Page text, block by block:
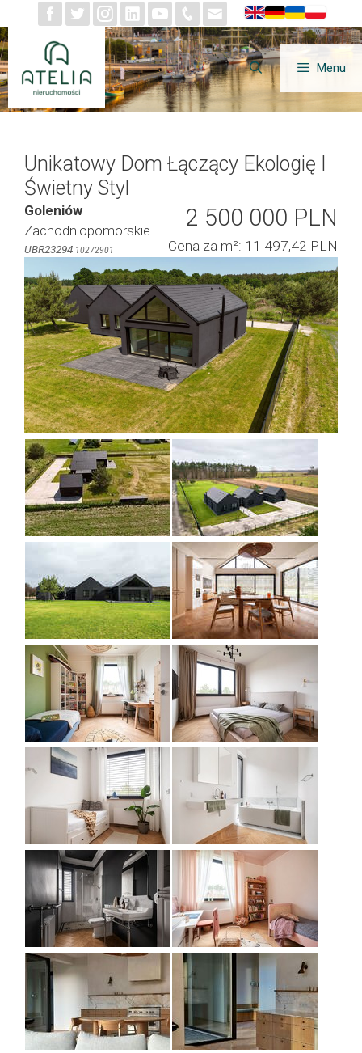
do
treści
Menu
Unikatowy Dom Łączący Ekologię I
Świetny Styl
Goleniów
Zachodniopomorskie
UBR23294 10272901
2 500 000 PLN
Cena za m²: 11 497,42 PLN